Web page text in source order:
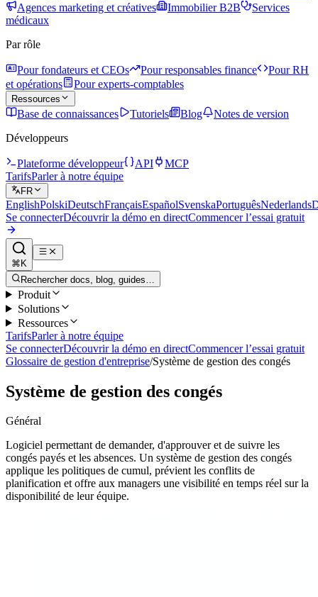
Agences marketing et créatives
Immobilier B2B
Services
médicaux
Par rôle
Pour fondateurs et CEOs Pour responsables finance
Pour RH
et opérations
Pour experts-comptables
Ressources
Base de connaissances Tutoriels Blog
Notes de version
Développeurs
Plateforme développeur API
MCP
TarifsParler à notre équipe
FR
EnglishPolskiDeutschFrançaisEspañolSvenskaPortuguêsNederlands
Se connecterDécouvrir la démo en directCommencer l’essai gratuit
⌘K
Rechercher docs, blog, guides…
Produit
Solutions
Ressources
TarifsParler à notre équipe
Se connecterDécouvrir la démo en directCommencer l’essai gratuit
Glossaire de gestion d'entreprise/Système de gestion des congés
Système de gestion des congés
Général
Logiciel permettant de demander, d'approuver et de suivre les
congés payés et les absences. Un système de gestion des congés
applique les politiques de cumul, prévient les conflits de
planification et offre aux managers une visibilité en temps réel sur la
disponibilité de leur équipe.